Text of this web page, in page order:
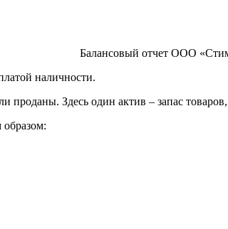
Балансовый отчет ООО
наличности.
проданы. Здесь один актив – запас
образом: